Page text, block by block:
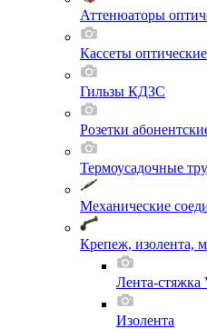
Аттенюаторы
Кассеты оптические
Гильзы КДЗС
Розетки
Термоусадочные
Механические
Крепеж, изолента,
Лента-стяжка
Изолента